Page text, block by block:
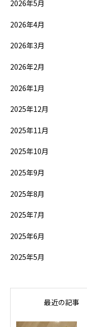
2026年5月
2026年4月
2026年3月
2026年2月
2026年1月
2025年12月
2025年11月
2025年10月
2025年9月
2025年8月
2025年7月
2025年6月
2025年5月
最近の記事